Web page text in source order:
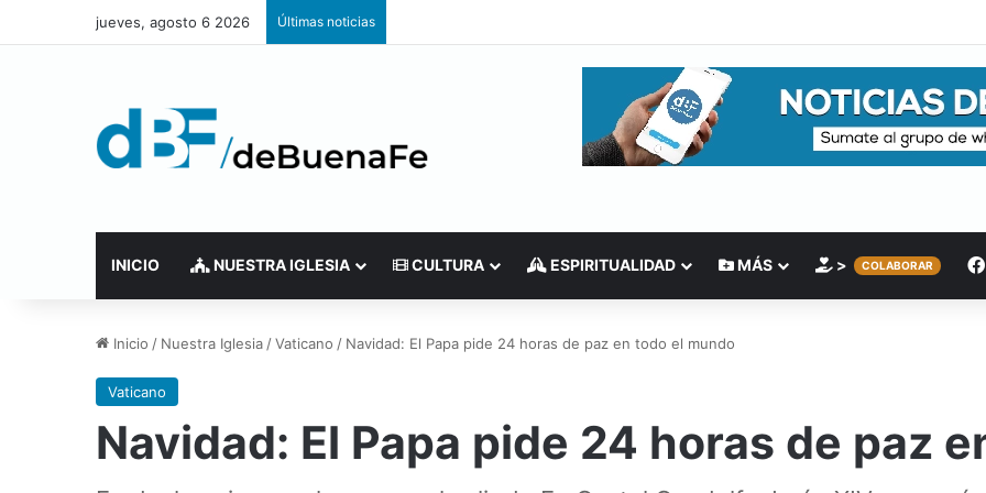
jueves, agosto 6 2026 Últimas noticias
INICIO NUESTRA IGLESIA CULTURA ESPIRITUALIDAD MÁS > COLABORAR
Inicio / Nuestra Iglesia /Vaticano / Navidad: El Papa pide 24 horas de paz en todo el mundo
Vaticano
Navidad: El Papa pide 24 horas de paz